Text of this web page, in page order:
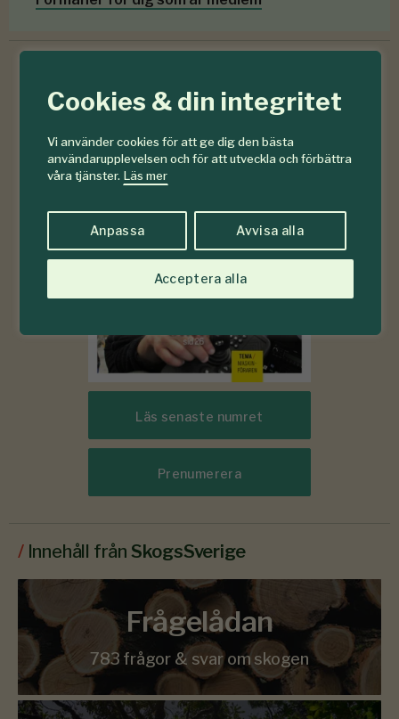
Cookies & din integritet
Vi använder cookies för att ge dig den bästa
användarupplevelsen och för att utveckla och förbättra
våra tjänster. Läs mer
Anpassa Avvisa alla
Acceptera alla
6-7
2026
Läs senaste numret
Prenumerera
/ Innehåll från SkogsSverige
Frågelådan
783 frågor & svar om skogen